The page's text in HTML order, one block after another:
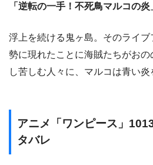
「逆転の一手！不死鳥マルコの炎
浮上を続ける鬼ヶ島。そのライ
勢に現れたことに海賊たちがお
し苦しむ人々に、マルコは青い炎
アニメ「ワンピース」
タバレ